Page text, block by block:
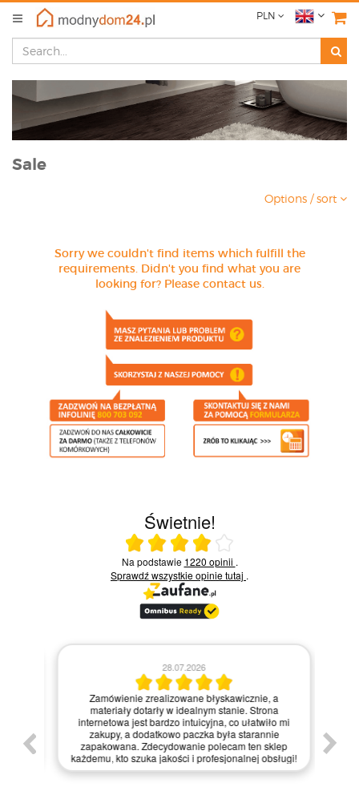
PLN
Sale
Options / sort
Sorry we couldn't find items which fulfill the
requirements. Didn't you find what you are
looking for? Please contact us.
Świetnie!
Ocena średnia 4 na 5
Na podstawie 1220 opinii .
Sprawdź wszystkie opinietutaj .
28.07.2026
Zamówienie zrealizowane błyskawicznie, a
materiały dotarły w idealnym stanie. Strona
internetowa jest bardzo intuicyjna, co ułatwiło mi
zakupy, a dodatkowo paczka była starannie
zapakowana. Zdecydowanie polecam ten sklep
każdemu, kto szuka jakości i profesjonalnej obsługi!